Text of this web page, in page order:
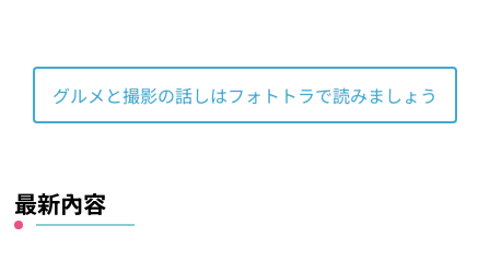
グルメと撮影の話しはフォトトラで読みましょう
最新內容